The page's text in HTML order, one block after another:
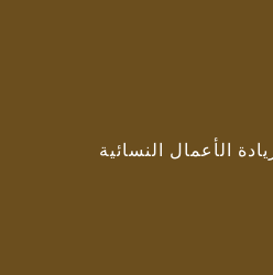
الأعمال النسائية